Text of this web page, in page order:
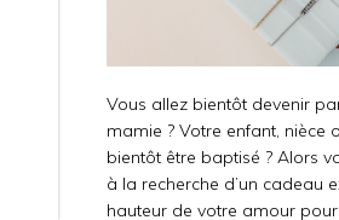
Vous allez bientôt devenir
mamie ? Votre enfant, nièce
bientôt être baptisé ? Alors
à la recherche d’un cadeau
hauteur de votre amour